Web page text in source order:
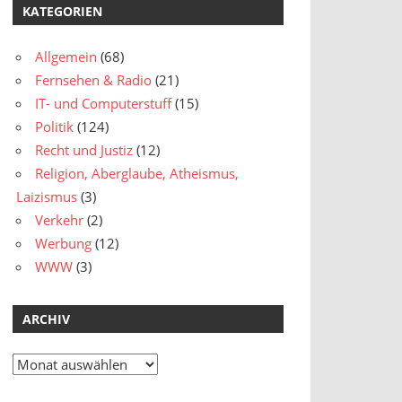
KATEGORIEN
Allgemein (68)
Fernsehen & Radio (21)
IT- und Computerstuff(15)
Politik (124)
Recht und Justiz (12)
Religion, Aberglaube, Atheismus,
Laizismus (3)
Verkehr (2)
Werbung (12)
WWW (3)
ARCHIV
Archiv